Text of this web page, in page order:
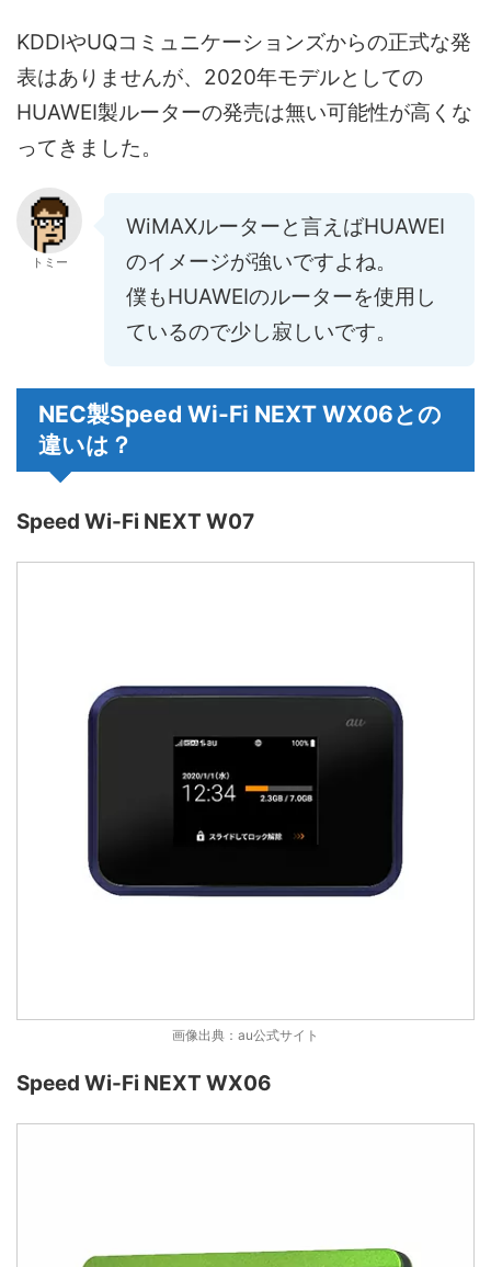
KDDIやUQコミュニケーションズからの正式な発
表はありませんが、2020年モデルとしての
HUAWEI製ルーターの発売は無い可能性が高くな
ってきました。
トミー
WiMAXルーターと言えばHUAWEI
のイメージが強いですよね。
僕もHUAWEIのルーターを使用し
ているので少し寂しいです。
NEC製Speed Wi-Fi NEXT WX06との
違いは？
Speed Wi-Fi NEXT W07
画像出典：au公式サイト
Speed Wi-Fi NEXT WX06